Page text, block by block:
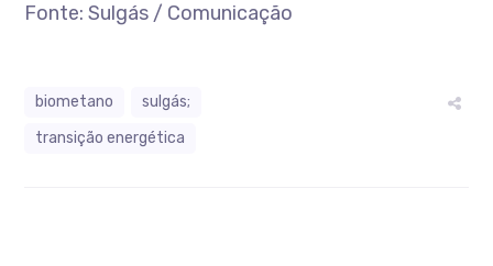
Fonte: Sulgás / Comunicação
biometano
sulgás;
transição energética